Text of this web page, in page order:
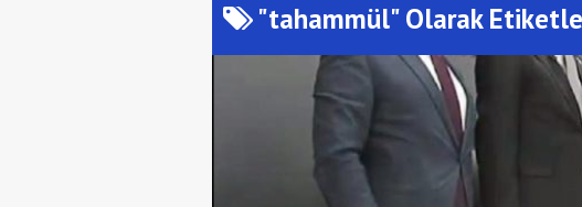
"tahammül" Olarak